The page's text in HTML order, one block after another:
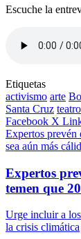
Escuche la
Etiquetas
activismo arte
Santa Cruz teatro
Facebook X
Expertos prevén
sea aún más
Expertos
temen que
Urge incluir a
la crisis climática